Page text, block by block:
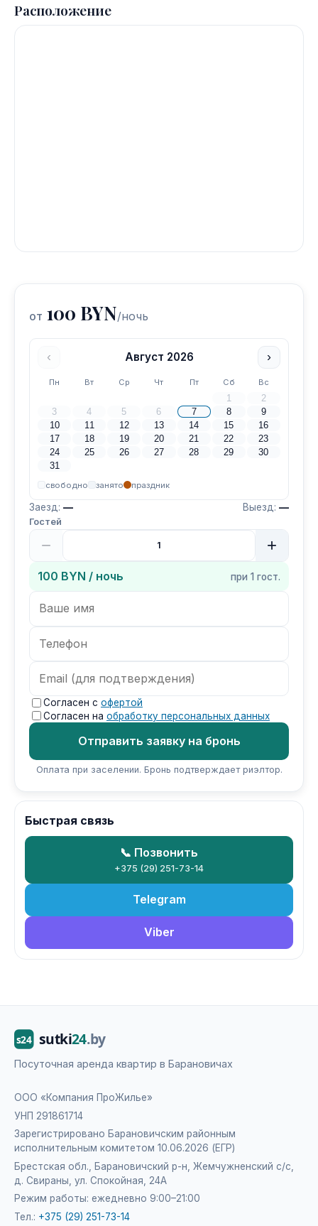
Расположение
от 100 BYN/ночь
‹ Август 2026 ›
Пн Вт Ср Чт Пт Сб Вс
1
2
3
4 5 6 7 8
9
10
11 12 13 14 15
16
17
18 19 20 21 22
23
24
25 26 27 28 29
30
31
свободно занято праздник
Заезд: — Выезд: —
Гостей
− +
100 BYN / ночь при 1 гост.
Согласен с офертой
Согласен на обработку персональных данных
Отправить заявку на бронь
Оплата при заселении. Бронь подтверждает риэлтор.
Быстрая связь
📞 Позвонить
+375 (29) 251-73-14
Telegram
Viber
Посуточная аренда квартир в Барановичах
ООО «Компания ПроЖилье»
УНП 291861714
Зарегистрировано Барановичским районным
исполнительным комитетом 10.06.2026 (ЕГР)
Брестская обл., Барановичский р-н, Жемчужненский с/с,
д. Свираны, ул. Спокойная, 24А
Режим работы: ежедневно 9:00–21:00
Тел.: +375 (29) 251-73-14